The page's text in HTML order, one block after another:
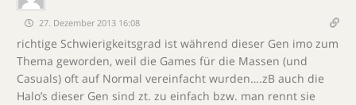
27. Dezember 2013 16:08
richtige Schwierigkeitsgrad ist während dieser Gen imo zum
Thema geworden, weil die Games für die Massen (und
Casuals) oft auf Normal vereinfacht wurden….zB auch die
Halo’s dieser Gen sind zt. zu einfach bzw. man rennt sie